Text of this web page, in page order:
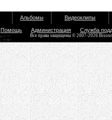
Альбомы Видеоклипы
Помощь Администрация Служба
Все права защищены © 2007-2026